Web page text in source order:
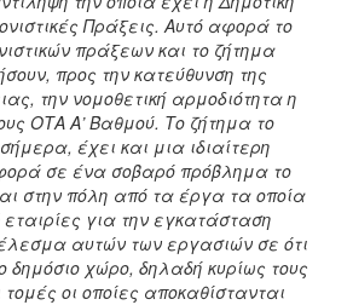
Πράξεις. Αυτό αφορά το
πράξεων και το ζήτημα
προς την κατεύθυνση της
την νομοθετική αρμοδιότητα η
ΟΤΑ Α’ Βαθμού. Το ζήτημα το
έχει και μια ιδιαίτερη
σε ένα σοβαρό πρόβλημα το
στην πόλη από τα έργα τα οποία
για την εγκατάσταση
αυτών των εργασιών σε ότι
δημόσιο χώρο, δηλαδή κυρίως τους
τομές οι οποίες αποκαθίστανται